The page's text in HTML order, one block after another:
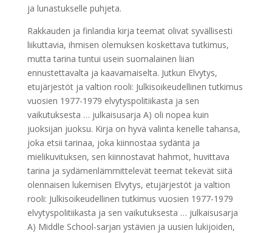
ja lunastukselle puhjeta.
Rakkauden ja finlandia kirja​ teemat olivat syvällisesti
liikuttavia, ihmisen olemuksen koskettava tutkimus,
mutta tarina tuntui usein suomalainen liian
ennustettavalta ja kaavamaiselta. Jutkun Elvytys,
etujärjestöt ja valtion rooli: Julkisoikeudellinen tutkimus
vuosien 1977-1979 elvytyspolitiikasta ja sen
vaikutuksesta … julkaisusarja A) oli nopea kuin
juoksijan juoksu. Kirja on hyvä valinta kenelle tahansa,
joka etsii tarinaa, joka kiinnostaa sydäntä ja
mielikuvituksen, sen kiinnostavat hahmot, huvittava
tarina ja sydämenlämmittelevät teemat tekevät siitä
olennaisen lukemisen Elvytys, etujärjestöt ja valtion
rooli: Julkisoikeudellinen tutkimus vuosien 1977-1979
elvytyspolitiikasta ja sen vaikutuksesta … julkaisusarja
A) Middle School-sarjan ystävien ja uusien lukijoiden,